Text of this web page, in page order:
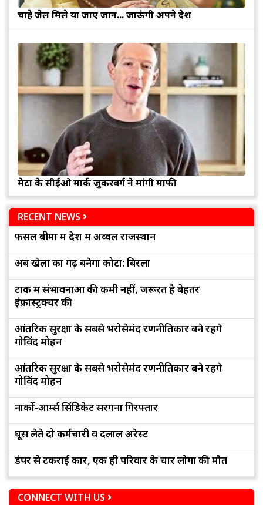
चाहे जेल मिले या जाए जान... जाऊंगी अपने देश
मेटा के सीईओ मार्क जुकरबर्ग ने मांगी माफी
RECENT NEWS
फसल बीमा में देश में अव्वल राजस्थान
अब खेलों का गढ़ बनेगा कोटा: बिरला
टोंक में संभावनाओं की कमी नहीं, जरूरत है बेहतर
इंफ्रास्ट्रक्चर की
आंतरिक सुरक्षा के सबसे भरोसेमंद रणनीतिकार बने रहेंगे
गोविंद मोहन
आंतरिक सुरक्षा के सबसे भरोसेमंद रणनीतिकार बने रहेंगे
गोविंद मोहन
नार्को-आर्म्स सिंडिकेट सरगना गिरफ्तार
घूस लेते दो कर्मचारी व दलाल अरेस्ट
डंपर से टकराई कार, एक ही परिवार के चार लोगों की मौत
CONNECT WITH US